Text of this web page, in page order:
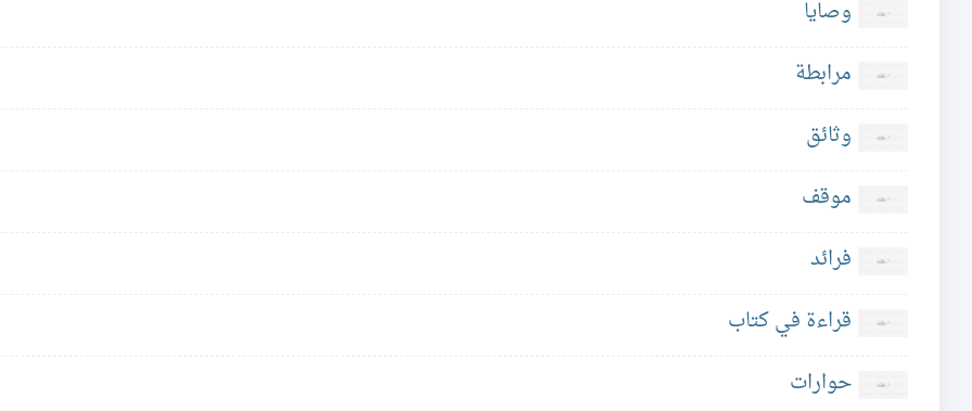
وصايا
مرابطة
وثائق
موقف
فرائد
قراءة في كتاب
حوارات